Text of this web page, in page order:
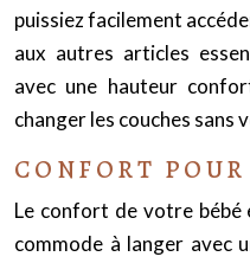
puissiez facilement
aux autres articles
avec une hauteur
changer les couches sans
CONFORT
Le confort de votre bébé
commode à langer avec